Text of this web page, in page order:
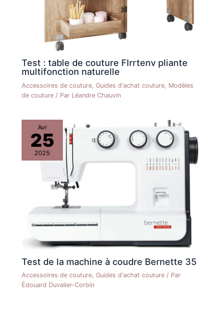
Test : table de couture Flrrtenv pliante
multifonction naturelle
Accessoires de couture ,Guides d'achat couture Modèles
de couture / Par Léandre Chauvin
Avr
25
2025
Test de la machine à coudre Bernette 35
Accessoires de couture,Guides d'achat couture / Par
Édouard Duvalier-Corbin